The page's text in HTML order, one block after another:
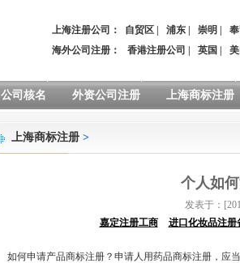
上海注册公司： 自贸区 浦东 崇明
海外公司注册：
香港注册公司 英国
公司核名 外资公司注册 上海商标注册
上海商标注册 >
个人如
发表于：
嘉定注册工商
进口化妆品注册
如何申请产品商标注册？申请人用药品商标注册，应